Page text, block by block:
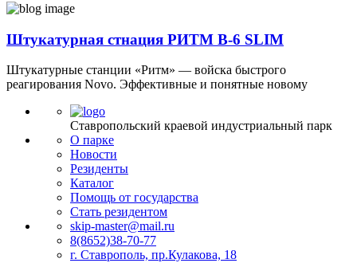
Штукатурная стнация РИТМ В-6 SLIM
Штукатурные станции «Ритм» — войска быстрого
реагирования Novo. Эффективные и понятные новому
Ставропольский краевой индустриальный парк
О парке
Новости
Резиденты
Каталог
Помощь от государства
Стать резидентом
skip-master@mail.ru
8(8652)38-70-77
г. Ставрополь, пр.Кулакова, 18